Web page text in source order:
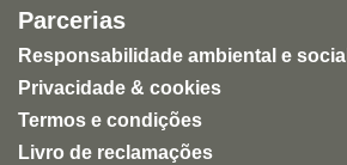
Parcerias
Responsabilidade ambiental e social
Privacidade & cookies
Termos e condições
Livro de reclamações